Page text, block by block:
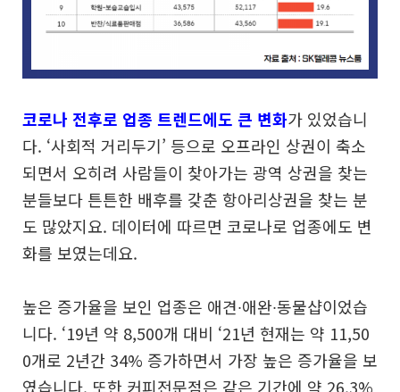
코로나 전후로 업종 트렌드에도 큰 변화가 있었습니
다. ‘사회적 거리두기’ 등으로 오프라인 상권이 축소
되면서 오히려 사람들이 찾아가는 광역 상권을 찾는
분들보다 튼튼한 배후를 갖춘 항아리상권을 찾는 분
도 많았지요. 데이터에 따르면 코로나로 업종에도 변
화를 보였는데요.
높은 증가율을 보인 업종은 애견∙애완∙동물샵이었습
니다. ‘19년 약 8,500개 대비 ‘21년 현재는 약 11,50
0개로 2년간 34% 증가하면서 가장 높은 증가율을 보
였습니다. 또한 커피전문점은 같은 기간에 약 26.3%